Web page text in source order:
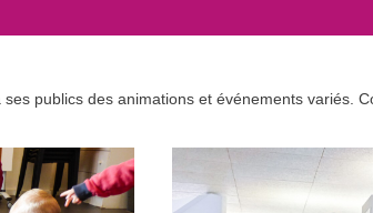
publics des animations et événements variés.